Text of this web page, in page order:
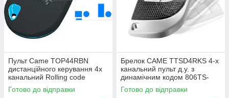
Пульт Came TOP44RBN
дистанційного керування 4х
канальний Rolling code
top44rbn, 433,92 МГц, 806TS-
0270
Готово до відправки
Брелок CAME TTSD4RKS 4-х
канальний пульт д.у. з
динамічним кодом 806TS-
0230 двухчастотний 433-868
МГц
Готово до відправки